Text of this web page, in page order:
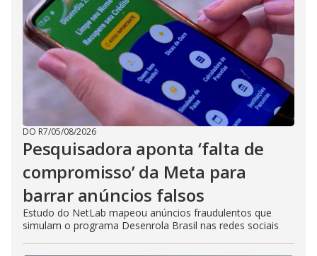
DO R7/05/08/2026
Pesquisadora aponta ‘falta de
compromisso’ da Meta para
barrar anúncios falsos
Estudo do NetLab mapeou anúncios fraudulentos que
simulam o programa Desenrola Brasil nas redes sociais